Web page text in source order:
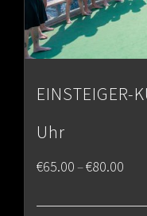
EINSTEIGER-
Uhr
€65.00–€80.00